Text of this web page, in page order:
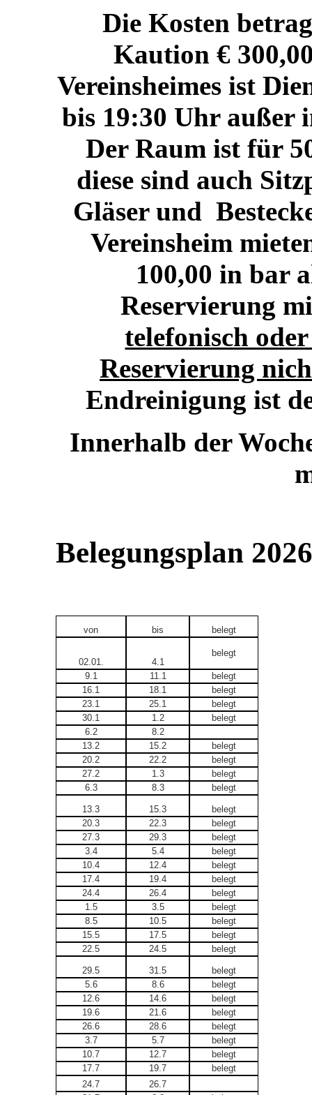
Die Kosten
Kaution €
Vereinsheimes ist
bis 19:30 Uhr außer
Der Raum ist für
diese sind auch
Gläser und
Vereinsheim
100,00 in bar
Reservierung
telefonisch
Reservierung
Endreinigung ist
Innerhalb der
Belegungsplan
von bis belegt
02.01. 4.1
belegt
9.1 11.1
belegt
16.1
18.1
belegt
23.1
25.1
belegt
30.1
1.2
belegt
6.2
8.2
13.2
15.2
belegt
20.2
22.2
belegt
27.2
1.3
belegt
6.3
8.3 belegt
13.3 15.3
belegt
20.3
22.3
belegt
27.3
29.3
belegt
3.4
5.4
belegt
10.4
12.4
belegt
17.4
19.4
belegt
24.4
26.4
belegt
1.5
3.5
belegt
8.5
10.5
belegt
15.5
17.5
belegt
22.5
24.5 belegt
29.5 31.5
belegt
5.6
8.6
belegt
12.6
14.6
belegt
19.6
21.6
belegt
26.6
28.6
belegt
3.7
5.7
belegt
10.7
12.7
belegt
17.7
19.7
belegt
24.7
26.7